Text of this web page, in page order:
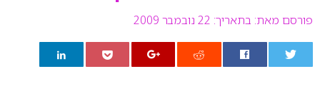
פורסם מאת: בתאריך: 22 נובמבר 2009